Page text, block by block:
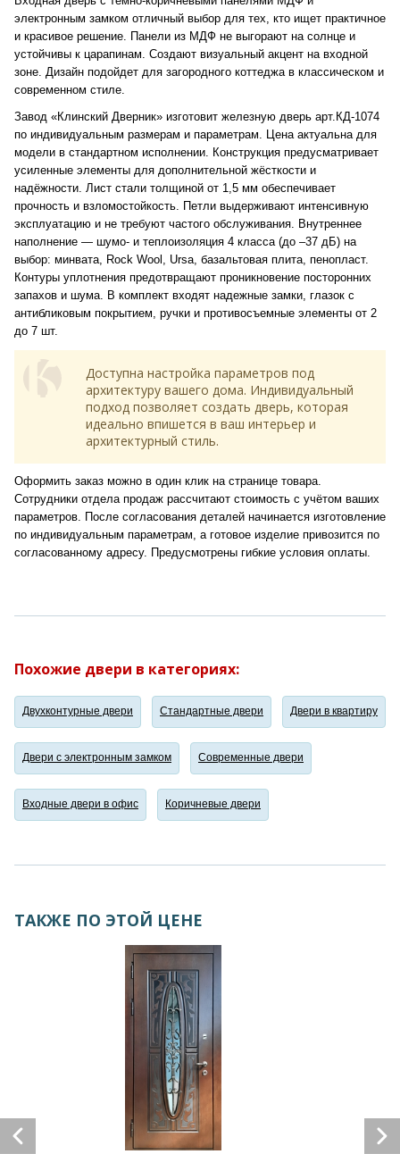
электронным замком отличный выбор для тех, кто ищет практичное
и красивое решение. Панели из МДФ не выгорают на солнце и
устойчивы к царапинам. Создают визуальный акцент на входной
зоне. Дизайн подойдет для загородного коттеджа в классическом и
современном стиле.
Завод «Клинский Дверник» изготовит железную дверь арт.КД-1074
по индивидуальным размерам и параметрам. Цена актуальна для
модели в стандартном исполнении. Конструкция предусматривает
усиленные элементы для дополнительной жёсткости и
надёжности. Лист стали толщиной от 1,5 мм обеспечивает
прочность и взломостойкость. Петли выдерживают интенсивную
эксплуатацию и не требуют частого обслуживания. Внутреннее
наполнение — шумо- и теплоизоляция 4 класса (до –37 дБ) на
выбор: минвата, Rock Wool, Ursa, базальтовая плита, пенопласт.
Контуры уплотнения предотвращают проникновение посторонних
запахов и шума. В комплект входят надежные замки, глазок с
антибликовым покрытием, ручки и противосъемные элементы от 2
до 7 шт.
Доступна настройка параметров под
архитектуру вашего дома. Индивидуальный
подход позволяет создать дверь, которая
идеально впишется в ваш интерьер и
архитектурный стиль.
Оформить заказ можно в один клик на странице товара.
Сотрудники отдела продаж рассчитают стоимость с учётом ваших
параметров. После согласования деталей начинается изготовление
по индивидуальным параметрам, а готовое изделие привозится по
согласованному адресу. Предусмотрены гибкие условия оплаты.
Похожие двери в категориях:
Двухконтурные двери Стандартные двери Двери в квартиру
Двери с электронным замком Современные двери
Входные двери в офис Коричневые двери
ТАКЖЕ ПО ЭТОЙ ЦЕНЕ